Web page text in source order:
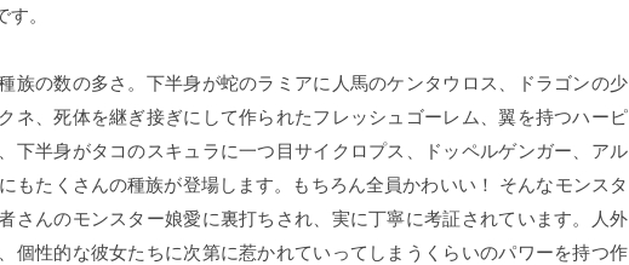
。
族の数の多さ。下半身が蛇のラミアに人馬のケンタウロス、ドラゴンの少
ネ、死体を継ぎ接ぎにして作られたフレッシュゴーレム、翼を持つハーピ
下半身がタコのスキュラに一つ目サイクロプス、ドッペルゲンガー、アル
もたくさんの種族が登場します。もちろん全員かわいい！ そんなモンスタ
さんのモンスター娘愛に裏打ちされ、実に丁寧に考証されています。人外
個性的な彼女たちに次第に惹かれていってしまうくらいのパワーを持つ作